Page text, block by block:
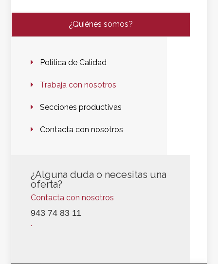
¿Quiénes somos?
Política de Calidad
Trabaja con nosotros
Secciones productivas
Contacta con nosotros
¿Alguna duda o necesitas una
oferta?
Contacta con nosotros
943 74 83 11
.